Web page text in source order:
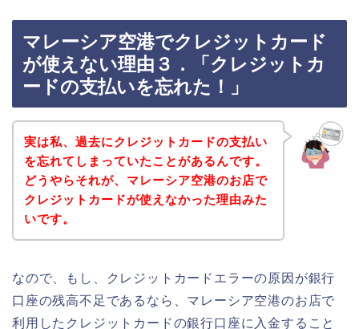
マレーシア空港でクレジットカード
が使えない理由３．「クレジットカ
ードの支払いを忘れた！」
実は私、過去にクレジットカードの支払い
を忘れてしまっていたことがあるんです。
どうやらそれが、マレーシア空港のお店で
クレジットカードが使えなかった理由みた
いです。
なので、もし、クレジットカードエラーの原因が銀行
口座の残高不足であるなら、マレーシア空港のお店で
利用したクレジットカードの銀行口座に入金すること